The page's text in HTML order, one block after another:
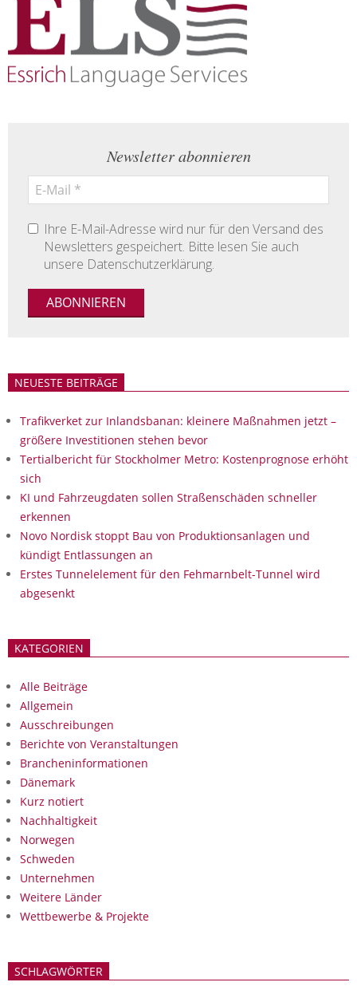
Newsletter abonnieren
Ihre E-Mail-Adresse wird nur für den Versand des
Newsletters gespeichert. Bitte lesen Sie auch
unsere Datenschutzerklärung.
NEUESTE BEITRÄGE
Trafikverket zur Inlandsbanan: kleinere Maßnahmen jetzt –
größere Investitionen stehen bevor
Tertialbericht für Stockholmer Metro: Kostenprognose erhöht
sich
KI und Fahrzeugdaten sollen Straßenschäden schneller
erkennen
Novo Nordisk stoppt Bau von Produktionsanlagen und
kündigt Entlassungen an
Erstes Tunnelelement für den Fehmarnbelt-Tunnel wird
abgesenkt
KATEGORIEN
Alle Beiträge
Allgemein
Ausschreibungen
Berichte von Veranstaltungen
Brancheninformationen
Dänemark
Kurz notiert
Nachhaltigkeit
Norwegen
Schweden
Unternehmen
Weitere Länder
Wettbewerbe & Projekte
SCHLAGWÖRTER